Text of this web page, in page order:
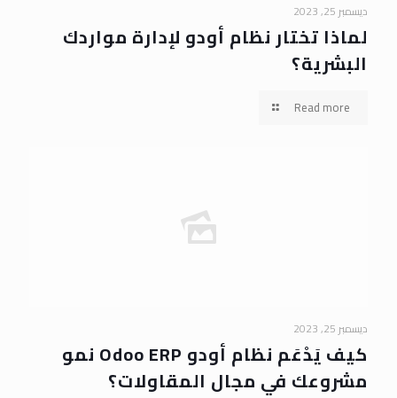
ديسمبر 25, 2023
لماذا تختار نظام أودو لإدارة مواردك
البشرية؟
Read more
ديسمبر 25, 2023
كيف يَدْعَم نظام أودو Odoo ERP نمو
مشروعك في مجال المقاولات؟